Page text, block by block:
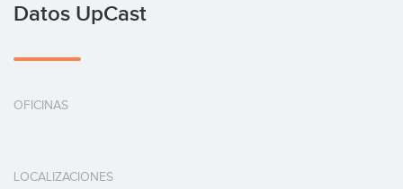
Datos UpCast
OFICINAS
LOCALIZACIONES